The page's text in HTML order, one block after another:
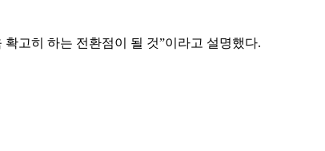
고히 하는 전환점이 될 것”이라고 설명했다.